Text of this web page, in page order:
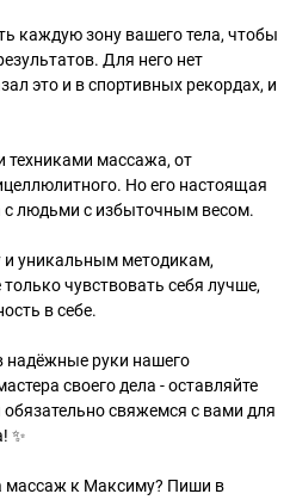
каждую зону вашего тела, чтобы
Для него нет
это и в спортивных рекордах, и
техниками массажа, от
Но его настоящая
с людьми с избыточным весом.
и уникальным методикам,
чувствовать себя лучше,
в себе.
надёжные руки нашего
своего дела - оставляйте
свяжемся с вами для
✨
массаж к Максиму? Пиши в